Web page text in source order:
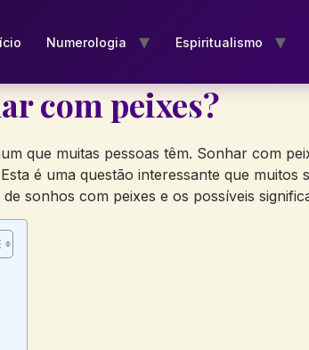
Numerologia Espiritualismo
com peixes?
que muitas pessoas têm. Sonhar com
é uma questão interessante que muitos
sonhos com peixes e os possíveis